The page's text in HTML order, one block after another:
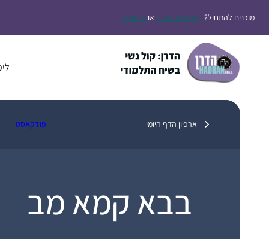
לתוכןמוכנים להתחיל? הירשמו בחינם או התחברו
ארכיון הדף היומי פודקאסט
בבא קמא מב